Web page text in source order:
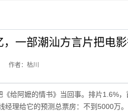
，一部潮汕方言片把电
作者：枯川
给阿嬷的情书》当回事。排片1.6%
理给它的预测总票房：不到5000万。